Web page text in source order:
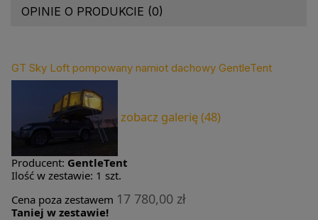
OPINIE O PRODUKCIE (0)
GT Sky Loft pompowany namiot dachowy GentleTent
zobacz galerię (48)
Producent: GentleTent
Ilość w zestawie: 1 szt.
Cena poza zestawem 17 780,00 zł
Taniej w zestawie!